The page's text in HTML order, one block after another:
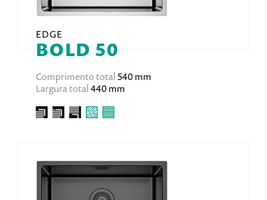
EDGE
BOLD 50
Comprimento total540 mm
Largura total440 mm